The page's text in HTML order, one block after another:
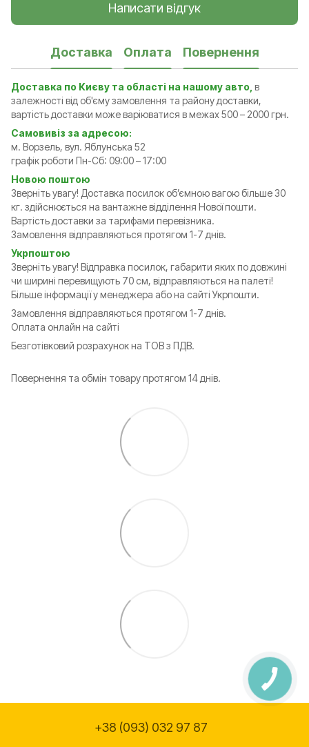
Написати відгук
Доставка Оплата Повернення
Доставка по Києву та області на нашому авто, в
залежності від об'єму замовлення та району доставки,
вартість доставки може варіюватися в межах 500 – 2000 грн.
Самовивіз за адресою:
м. Ворзель, вул. Яблунська 52
графік роботи Пн-Сб: 09:00 – 17:00
Новою поштою
Зверніть увагу! Доставка посилок обʼємною вагою більше 30
кг. здійснюється на вантажне відділення Нової пошти.
Вартість доставки за тарифами перевізника.
Замовлення відправляються протягом 1-7 днів.
Укрпоштою
Зверніть увагу! Відправка посилок, габарити яких по довжині
чи ширині перевищують 70 см, відправляються на палеті!
Більше інформації у менеджера або на сайті Укрпошти.
Замовлення відправляються протягом 1-7 днів.
Оплата онлайн на сайті
Безготівковий розрахунок на ТОВ з ПДВ.
Повернення та обмін товару протягом 14 днів.
+38 (093) 032 97 87